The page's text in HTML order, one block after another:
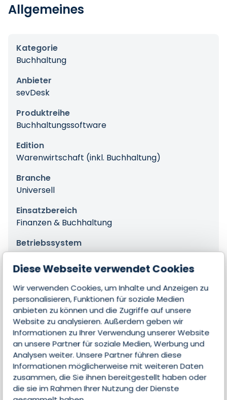
Diese Webseite verwendet Cookies
Wir verwenden Cookies, um Inhalte und Anzeigen zu
personalisieren, Funktionen für soziale Medien
anbieten zu können und die Zugriffe auf unsere
Website zu analysieren. Außerdem geben wir
Informationen zu Ihrer Verwendung unserer Website
an unsere Partner für soziale Medien, Werbung und
Analysen weiter. Unsere Partner führen diese
Informationen möglicherweise mit weiteren Daten
zusammen, die Sie ihnen bereitgestellt haben oder
die sie im Rahmen Ihrer Nutzung der Dienste
Allgemeines
Kategorie
Buchhaltung
Anbieter
sevDesk
Produktreihe
Buchhaltungssoftware
Edition
Warenwirtschaft (inkl. Buchhaltung)
Branche
Universell
Einsatzbereich
Finanzen & Buchhaltung
Betriebssystem
Cloud, Windows, Linux, macOS
Features
Angebote & Rechnungen
Schnittstellen
Artikelstammdaten verwalten